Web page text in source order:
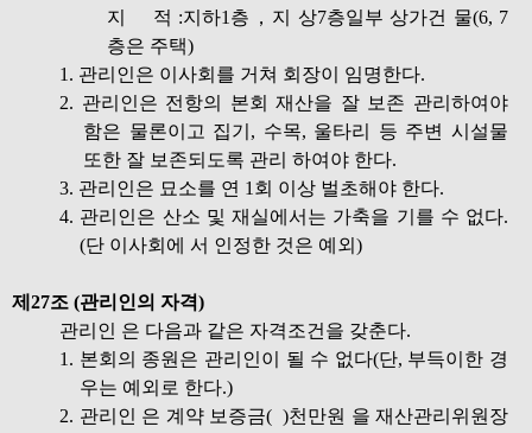
지 적 :지하1층，지 상7층일부 상가건 물(6, 7
층은 주택)
1. 관리인은 이사회를 거쳐 회장이 임명한다.
2. 관리인은 전항의 본회 재산을 잘 보존 관리하여야
함은 물론이고 집기, 수목, 울타리 등 주변 시설물
또한 잘 보존되도록 관리 하여야 한다.
3. 관리인은 묘소를 연 1회 이상 벌초해야 한다.
4. 관리인은 산소 및 재실에서는 가축을 기를 수 없다.
(단 이사회에 서 인정한 것은 예외)
제27조 (관리인의 자격)
관리인 은 다음과 같은 자격조건을 갖춘다.
1. 본회의 종원은 관리인이 될 수 없다(단, 부득이한 경
우는 예외로 한다.)
2. 관리인 은 계약 보증금( )천만원 을 재산관리위원장